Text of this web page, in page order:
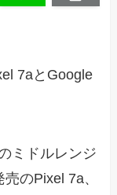
7aとGoogle
ミドルレンジ
のPixel 7a、